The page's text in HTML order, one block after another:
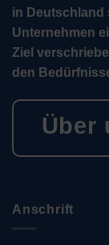
in Deutschland
Unternehmen
Ziel
den
Über
Anschrift